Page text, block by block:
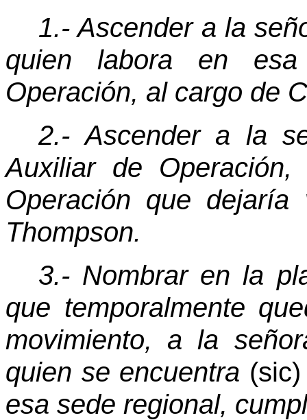
1.- Ascender a la
quien labora en
Operación, al cargo de
2.- Ascender a la
Auxiliar de
Operación que dejaría
Thompson.
3.- Nombrar en la
que temporalmente
movimiento, a la
quien se encuentra (sic)
esa sede regional,